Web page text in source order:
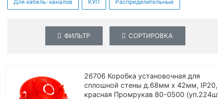
Для кабель-каналов КУП Распределительные
ФИЛЬТР СОРТИРОВКА
26706 Коробка установочная для
сплошной стены д.68мм x 42мм, IP20,
красная Промрукав 80-0500